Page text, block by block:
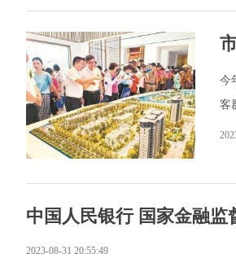
今
客
中国人民银行 国家金融
2023-08-31 20:55:49